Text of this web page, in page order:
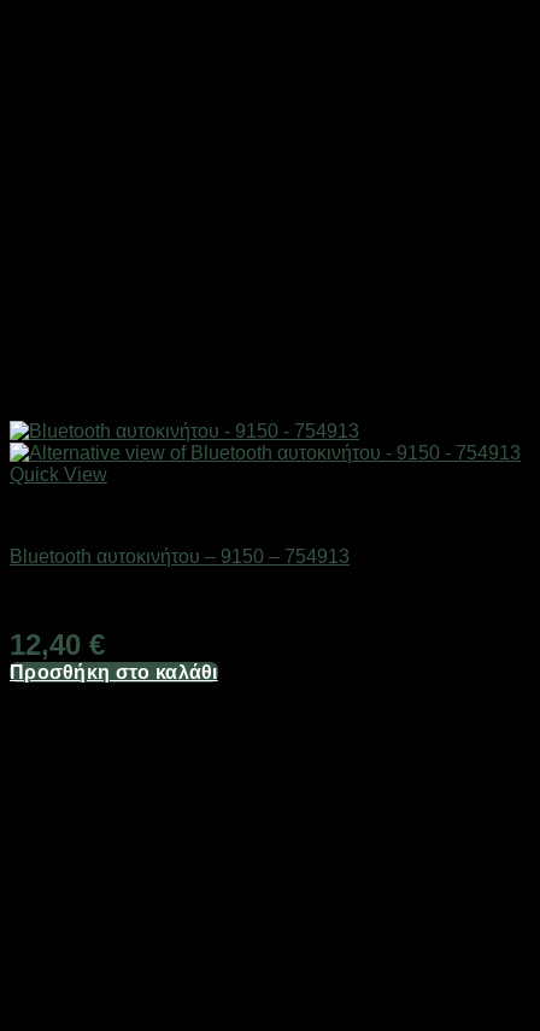
Quick View
Bluetooth αυτοκινήτου – 9150 – 754913
12,40 €
Προσθήκη στο καλάθι